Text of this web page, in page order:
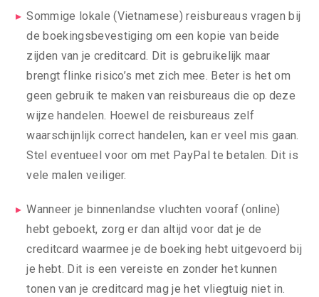
Sommige lokale (Vietnamese) reisbureaus vragen bij
de boekingsbevestiging om een kopie van beide
zijden van je creditcard. Dit is gebruikelijk maar
brengt flinke risico’s met zich mee. Beter is het om
geen gebruik te maken van reisbureaus die op deze
wijze handelen. Hoewel de reisbureaus zelf
waarschijnlijk correct handelen, kan er veel mis gaan.
Stel eventueel voor om met PayPal te betalen. Dit is
vele malen veiliger.
Wanneer je binnenlandse vluchten vooraf (online)
hebt geboekt, zorg er dan altijd voor dat je de
creditcard waarmee je de boeking hebt uitgevoerd bij
je hebt. Dit is een vereiste en zonder het kunnen
tonen van je creditcard mag je het vliegtuig niet in.